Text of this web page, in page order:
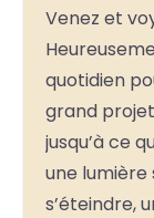
Venez et
quotidien
grand
jusqu’à ce
une lumière
s’éteindre,